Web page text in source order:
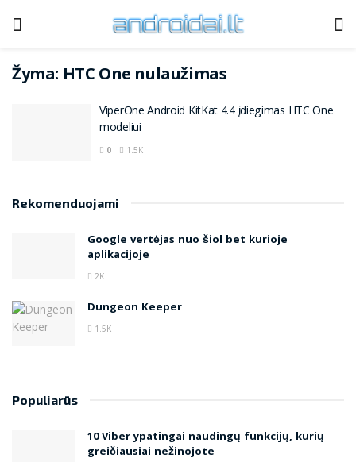
Žyma: HTC One nulaužimas
ViperOne Android KitKat 4.4 įdiegimas HTC One
modeliui
0 1.5K
Rekomenduojami
Google vertėjas nuo šiol bet kurioje
aplikacijoje
2K
Dungeon Keeper
1.5K
Populiarūs
10 Viber ypatingai naudingų funkcijų, kurių
greičiausiai nežinojote